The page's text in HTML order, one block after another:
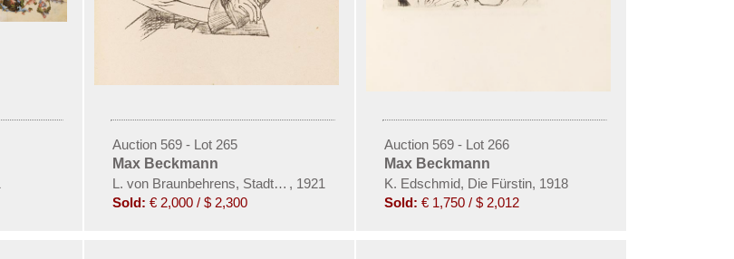
Auction 569 - Lot 265
Max Beckmann
L. von Braunbehrens, Stadtnacht
, 1921
Sold: € 2,000 / $ 2,300
Auction 569 - Lot 266
Max Beckmann
K. Edschmid, Die Fürstin, 1918
Sold: € 1,750 / $ 2,012